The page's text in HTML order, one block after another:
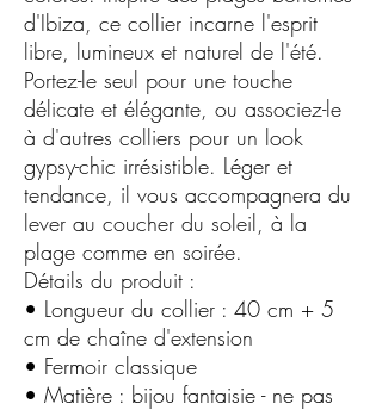
d'Ibiza, ce collier incarne l'esprit
libre, lumineux et naturel de l'été.
Portez-le seul pour une touche
délicate et élégante, ou associez-le
à d'autres colliers pour un look
gypsy-chic irrésistible. Léger et
tendance, il vous accompagnera du
lever au coucher du soleil, à la
plage comme en soirée.
Détails du produit :
• Longueur du collier : 40 cm + 5
cm de chaîne d'extension
• Fermoir classique
• Matière : bijou fantaisie - ne pas